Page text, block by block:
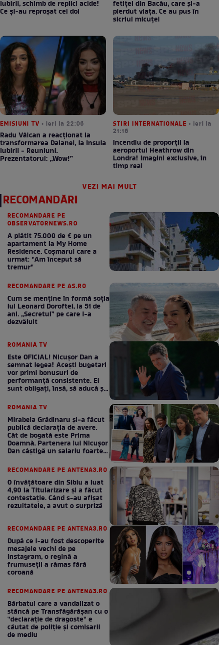
Iubirii, schimb de replici acide!
Ce și-au reproșat cei doi
fetiței din Bacău, care și-a
pierdut viața. Ce au pus în
sicriul micuței
EMISIUNI TV • ieri la 22:06
Radu Vâlcan a reacționat la
transformarea Daianei, la Insula
Iubirii - Reuniuni.
Prezentatorul: „Wow!”
STIRI INTERNATIONALE • ieri la
21:16
Incendiu de proporții la
aeroportul Heathrow din
Londra! Imagini exclusive, în
timp real
VEZI MAI MULT
RECOMANDĂRI
RECOMANDARE PE
OBSERVATORNEWS.RO
A plătit 75.000 de € pe un
apartament la My Home
Residence. Coşmarul care a
urmat: "Am început să
tremur"
RECOMANDARE PE AS.RO
Cum se menţine în formă soţia
lui Leonard Doroftei, la 51 de
ani. „Secretul” pe care l-a
dezvăluit
ROMANIA TV
Este OFICIAL! Nicușor Dan a
semnat legea! Acești bugetari
vor primi bonusuri de
performanță consistente. Ei
sunt obligați, însă, să aducă și
ROMANIA TV
Mirabela Grădinaru și-a făcut
publică declarația de avere.
Cât de bogată este Prima
Doamnă. Partenera lui Nicușor
Dan câștigă un salariu foarte
RECOMANDARE PE ANTENA3.RO
O învățătoare din Sibiu a luat
4,90 la Titularizare și a făcut
contestație. Când s-au afișat
rezultatele, a avut o surpriză
RECOMANDARE PE ANTENA3.RO
După ce i-au fost descoperite
mesajele vechi de pe
Instagram, o regină a
frumuseții a rămas fără
coroană
RECOMANDARE PE ANTENA3.RO
Bărbatul care a vandalizat o
stâncă pe Transfăgărășan cu o
"declaraţie de dragoste" e
căutat de poliție și comisarii
de mediu